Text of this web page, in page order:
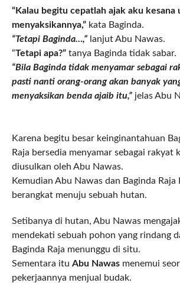
“Kalau begitu cepatlah ajak aku kesana
menyaksikannya,”kata Baginda.
“Tetapi Baginda…,”lanjut Abu Nawas.
“Tetapi apa?” tanya Baginda tidak sabar.
“Bila Baginda tidak menyamar sebagai
pasti nanti orang-orang akan banyak
menyaksikan benda ajaib itu,” jelas Abu
Karena begitu besar keinginantahuan
Raja bersedia menyamar sebagai rakyat
diusulkan oleh Abu Nawas.
Kemudian Abu Nawas dan Baginda Raja
berangkat menuju sebuah hutan.
Setibanya di hutan, Abu Nawas
mendekati sebuah pohon yang rindang
Baginda Raja menunggu di situ.
Sementara itu Abu Nawasmenemui
pekerjaannya menjual budak.